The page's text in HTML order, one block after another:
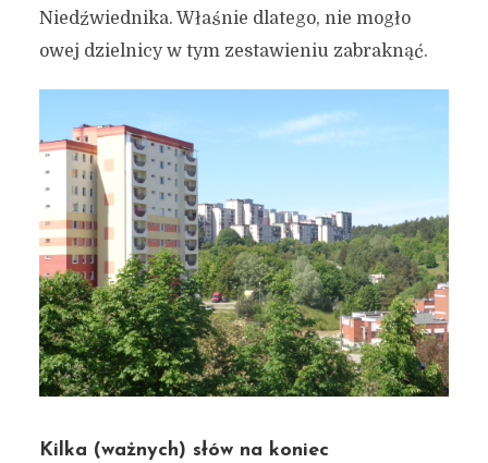
Niedźwiednika. Właśnie dlatego, nie mogło
owej dzielnicy w tym zestawieniu zabraknąć.
Kilka (ważnych) słów na koniec